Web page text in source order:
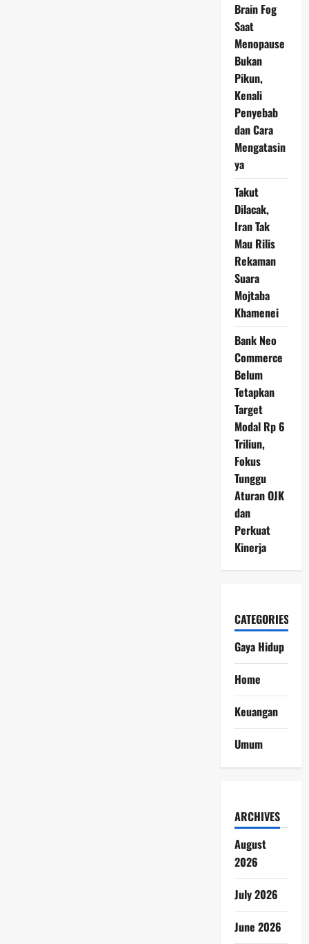
Brain Fog
Saat
Menopause
Bukan
Pikun,
Kenali
Penyebab
dan Cara
Mengatasin
ya
Takut
Dilacak,
Iran Tak
Mau Rilis
Rekaman
Suara
Mojtaba
Khamenei
Bank Neo
Commerce
Belum
Tetapkan
Target
Modal Rp 6
Triliun,
Fokus
Tunggu
Aturan OJK
dan
Perkuat
Kinerja
CATEGORIES
Gaya Hidup
Home
Keuangan
Umum
ARCHIVES
August
2026
July 2026
June 2026